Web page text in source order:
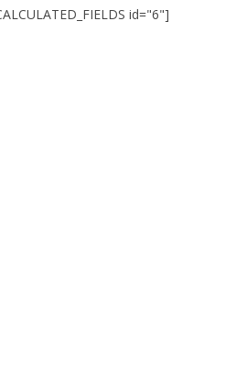
id="6"]